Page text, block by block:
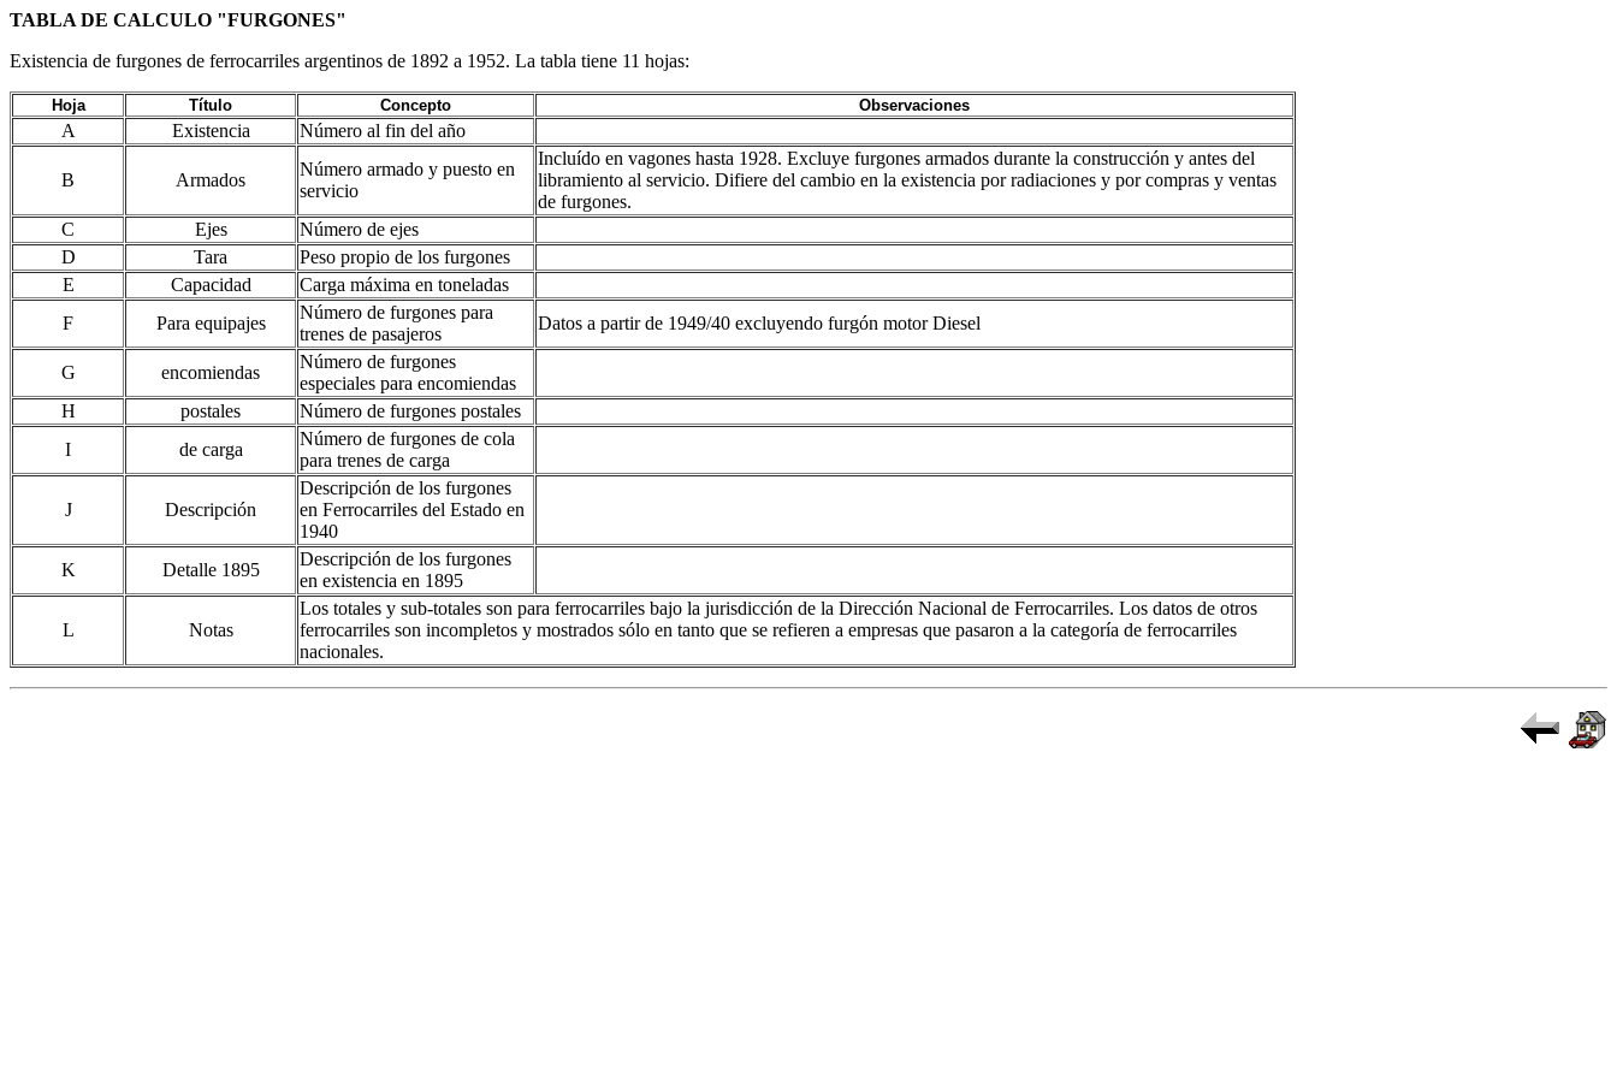
TABLA DE CALCULO "FURGONES"
Existencia de furgones de ferrocarriles argentinos de 1892 a 1952. La tabla tiene 11 hojas:
Hoja Título Concepto Observaciones
A Existencia Número al fin del año
B Armados
Número armado y puesto en
servicio
Incluído en vagones hasta 1928. Excluye furgones armados durante la construcción y antes del
libramiento al servicio. Difiere del cambio en la existencia por radiaciones y por compras y ventas
de furgones.
C
Ejes
Número de ejes
D
Tara
Peso propio de los furgones
E
Capacidad
Carga máxima en toneladas
F
Para equipajes
Número de furgones para
trenes de pasajeros
Datos a partir de 1949/40 excluyendo furgón motor Diesel
G encomiendas
Número de furgones
especiales para encomiendas
H
postales
Número de furgones postales
I
de carga
Número de furgones de cola
para trenes de carga
J Descripción
Descripción de los furgones
en Ferrocarriles del Estado en
1940
K
Detalle 1895
Descripción de los furgones
en existencia en 1895
L Notas
Los totales y sub-totales son para ferrocarriles bajo la jurisdicción de la Dirección Nacional de Ferrocarriles. Los datos de otros
ferrocarriles son incompletos y mostrados sólo en tanto que se refieren a empresas que pasaron a la categoría de ferrocarriles
nacionales.